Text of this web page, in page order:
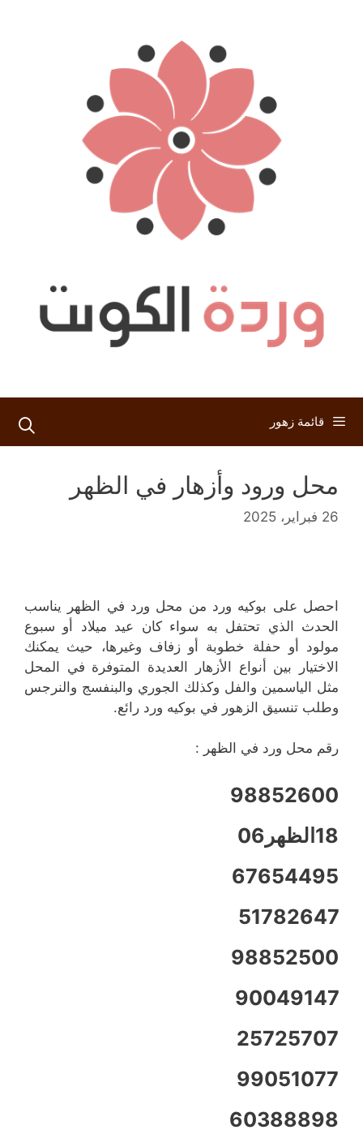
قائمة زهور
محل ورود وأزهار في الظهر
26 فبراير، 2025
احصل على بوكيه ورد من محل ورد في الظهر يناسب
الحدث الذي تحتفل به سواء كان عيد ميلاد أو سبوع
مولود أو حفلة خطوبة أو زفاف وغيرها، حيث يمكنك
الاختيار بين أنواع الأزهار العديدة المتوفرة في المحل
مثل الياسمين والفل وكذلك الجوري والبنفسج والنرجس
وطلب تنسيق الزهور في بوكيه ورد رائع.
رقم محل ورد في الظهر :
98852600
18الظهر06
67654495
51782647
98852500
90049147
25725707
99051077
60388898